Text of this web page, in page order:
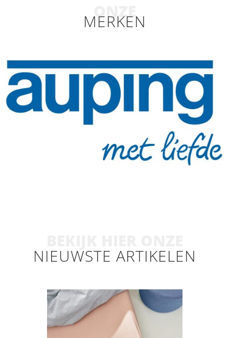
ONZE
MERKEN
NIEUWSTE ARTIKELEN